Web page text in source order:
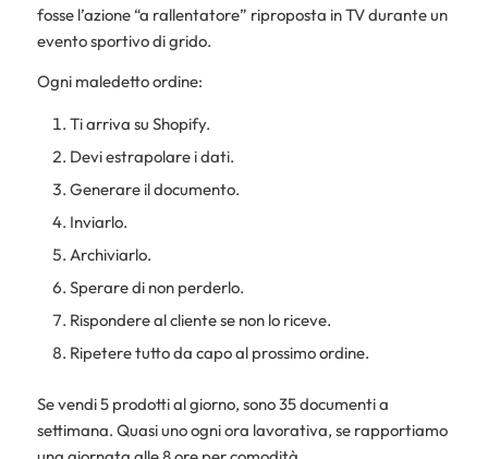
fosse l’azione “a rallentatore” riproposta in TV durante un
evento sportivo di grido.
Ogni maledetto ordine:
Ti arriva su Shopify.
Devi estrapolare i dati.
Generare il documento.
Inviarlo.
Archiviarlo.
Sperare di non perderlo.
Rispondere al cliente se non lo riceve.
Ripetere tutto da capo al prossimo ordine.
Se vendi 5 prodotti al giorno, sono 35 documenti a
settimana. Quasi uno ogni ora lavorativa, se rapportiamo